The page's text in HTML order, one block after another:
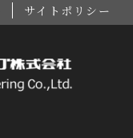
サイトポリシー